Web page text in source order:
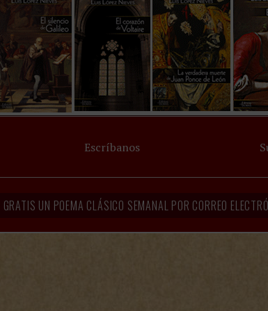
Escríbanos
GRATIS UN POEMA CLÁSICO SEMANAL POR CORREO